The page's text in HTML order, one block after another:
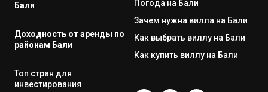
Бали
Доходность от аренды по
районам Бали
Топ стран для
инвестирования
Погода на Бали
Зачем нужна вилла на Бали
Как выбрать виллу на Бали
Как купить виллу на Бали